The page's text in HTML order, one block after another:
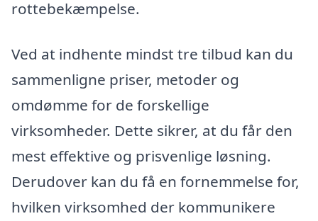
rottebekæmpelse.
Ved at indhente mindst tre tilbud kan du
sammenligne priser, metoder og
omdømme for de forskellige
virksomheder. Dette sikrer, at du får den
mest effektive og prisvenlige løsning.
Derudover kan du få en fornemmelse for,
hvilken virksomhed der kommunikere